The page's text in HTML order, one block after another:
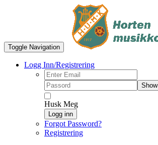
Toggle Navigation
Logg Inn/Registrering
Show
Husk Meg
Logg inn
Forgot Password?
Registrering